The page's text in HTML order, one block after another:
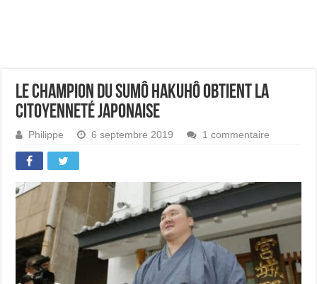
Le champion du sumô Hakuhô obtient la
citoyenneté japonaise
Philippe 6 septembre 2019 1 commentaire